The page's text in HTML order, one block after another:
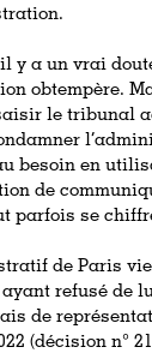
y a un vrai
obtempère.
saisir le
besoin en
de
parfois se
de Paris
refusé de
de
(décision n°